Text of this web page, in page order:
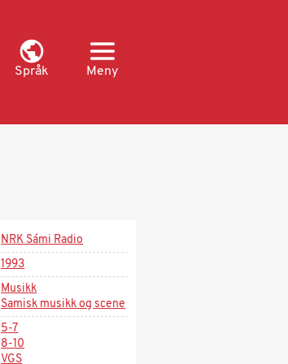
Språk Meny
NRK Sámi Radio
1993
Musikk
Samisk musikk og scene
5-7
8-10
VGS